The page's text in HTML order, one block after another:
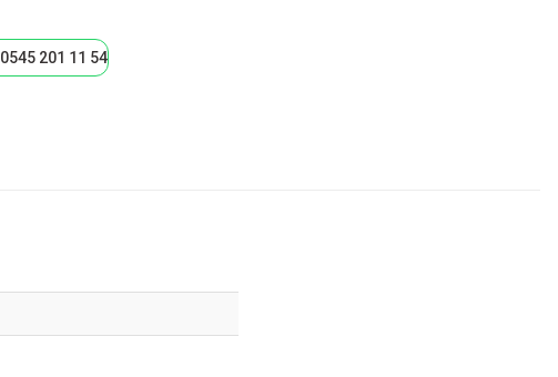
0545 201 11 54